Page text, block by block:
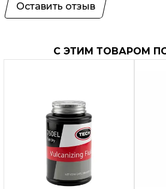
Оставить отзыв
С ЭТИМ ТОВАРОМ